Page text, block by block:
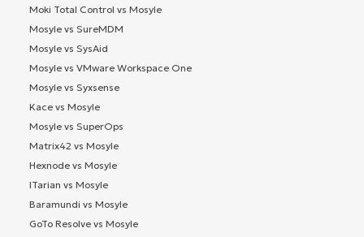
Moki Total Control vs Mosyle
Mosyle vs SureMDM
Mosyle vs SysAid
Mosyle vs VMware Workspace One
Mosyle vs Syxsense
Kace vs Mosyle
Mosyle vs SuperOps
Matrix42 vs Mosyle
Hexnode vs Mosyle
ITarian vs Mosyle
Baramundi vs Mosyle
GoTo Resolve vs Mosyle